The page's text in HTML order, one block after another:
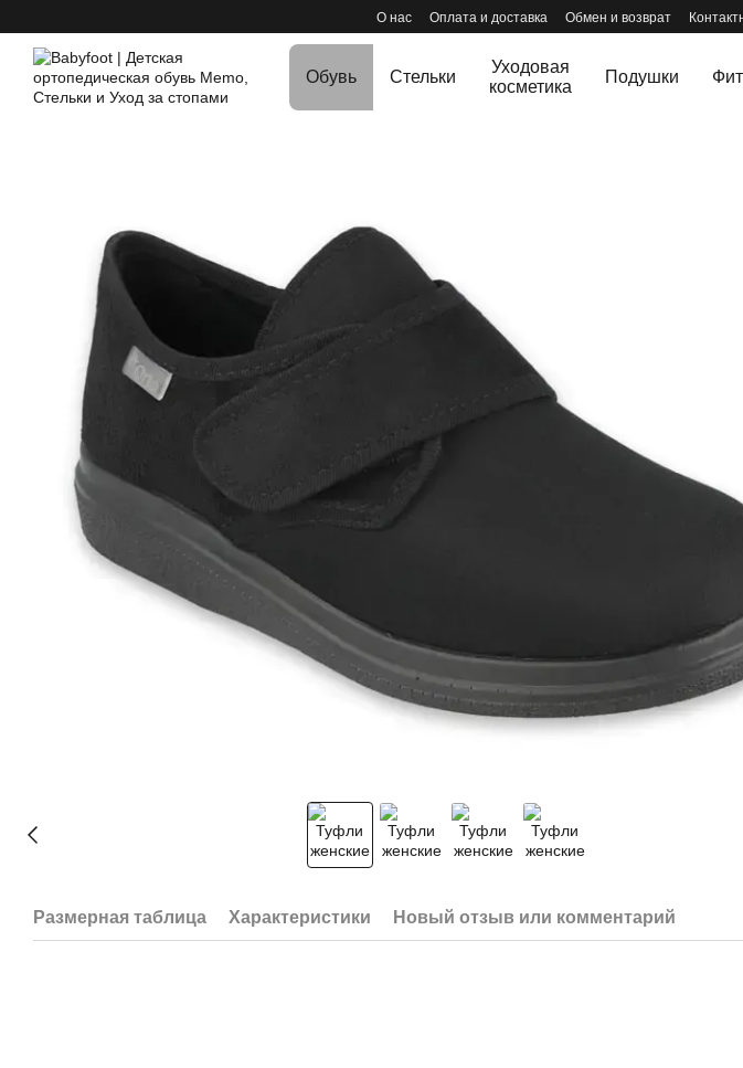
О нас Оплата и доставка Обмен и возврат
Обувь Стельки
Уходовая
косметика
Подушки
Размерная таблица Характеристики Новый отзыв или комментарий